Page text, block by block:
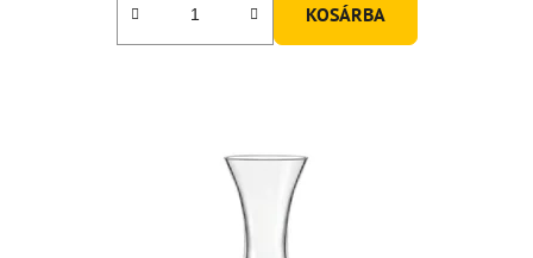
KOSÁRBA